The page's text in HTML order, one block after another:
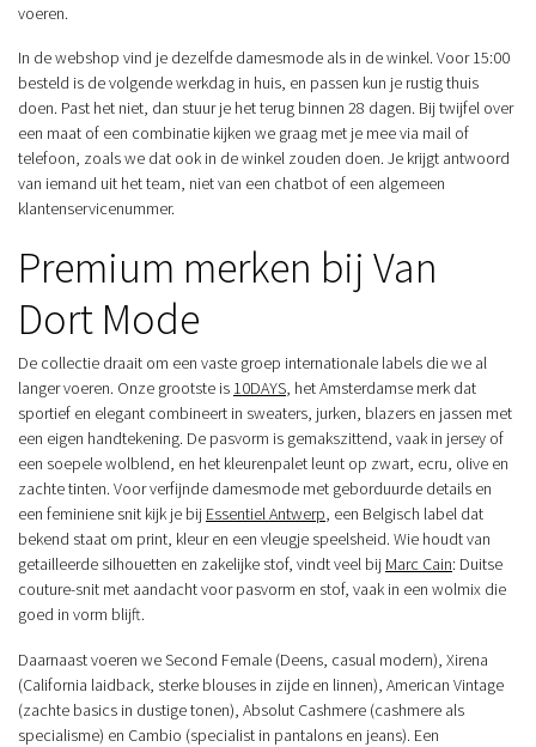
voeren.
In de webshop vind je dezelfde damesmode als in de winkel. Voor 15:00
besteld is de volgende werkdag in huis, en passen kun je rustig thuis
doen. Past het niet, dan stuur je het terug binnen 28 dagen. Bij twijfel over
een maat of een combinatie kijken we graag met je mee via mail of
telefoon, zoals we dat ook in de winkel zouden doen. Je krijgt antwoord
van iemand uit het team, niet van een chatbot of een algemeen
klantenservicenummer.
Premium merken bij Van
Dort Mode
De collectie draait om een vaste groep internationale labels die we al
langer voeren. Onze grootste is 10DAYS, het Amsterdamse merk dat
sportief en elegant combineert in sweaters, jurken, blazers en jassen met
een eigen handtekening. De pasvorm is gemakszittend, vaak in jersey of
een soepele wolblend, en het kleurenpalet leunt op zwart, ecru, olive en
zachte tinten. Voor verfijnde damesmode met geborduurde details en
een feminiene snit kijk je bij Essentiel Antwerp, een Belgisch label dat
bekend staat om print, kleur en een vleugje speelsheid. Wie houdt van
getailleerde silhouetten en zakelijke stof, vindt veel bij Marc Cain: Duitse
couture-snit met aandacht voor pasvorm en stof, vaak in een wolmix die
goed in vorm blijft.
Daarnaast voeren we Second Female (Deens, casual modern), Xirena
(California laidback, sterke blouses in zijde en linnen), American Vintage
(zachte basics in dustige tonen), Absolut Cashmere (cashmere als
specialisme) en Cambio (specialist in pantalons en jeans). Een